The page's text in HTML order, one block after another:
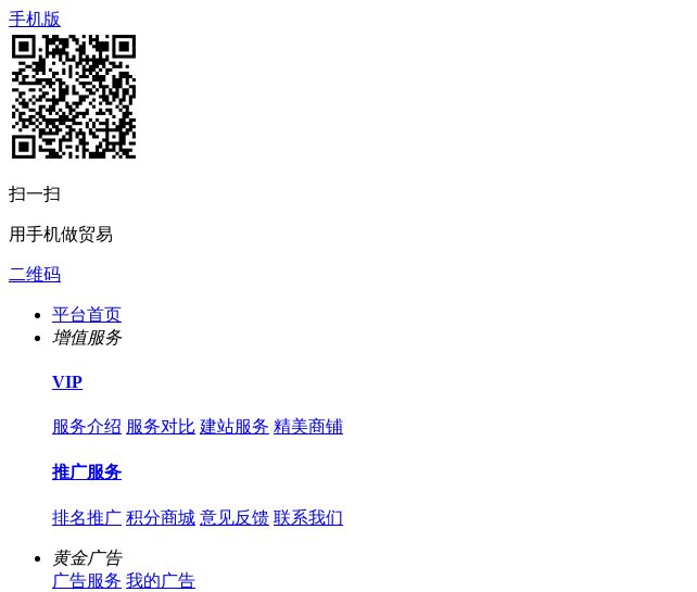
手机版
扫一扫
用手机做贸易
二维码
平台首页
增值服务
VIP
服务介绍 服务对比 建站服务 精美商铺
推广服务
排名推广 积分商城 意见反馈 联系我们
黄金广告
广告服务 我的广告